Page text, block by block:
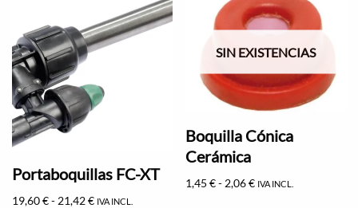
Portaboquillas FC-XT
19,60€- 21,42€ IVA INCL.
SIN EXISTENCIAS
Boquilla Cónica
Cerámica
1,45€- 2,06€ IVA INCL.